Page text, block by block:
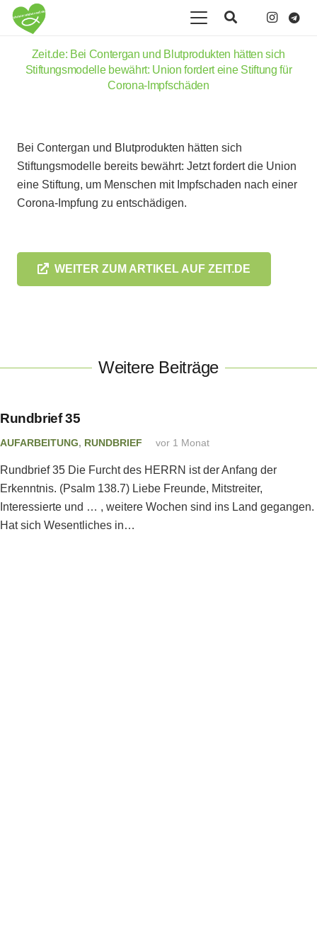
Zeit.de: Bei Contergan und Blutprodukten hätten sich
Stiftungsmodelle bewährt: Union fordert eine Stiftung für
Corona-Impfschäden
Bei Contergan und Blutprodukten hätten sich
Stiftungsmodelle bereits bewährt: Jetzt fordert die Union
eine Stiftung, um Menschen mit Impfschaden nach einer
Corona-Impfung zu entschädigen.
WEITER ZUM ARTIKEL AUF ZEIT.DE
Weitere Beiträge
Rundbrief 35
AUFARBEITUNG, RUNDBRIEF vor 1 Monat
Rundbrief 35 Die Furcht des HERRN ist der Anfang der
Erkenntnis. (Psalm 138.7) Liebe Freunde, Mitstreiter,
Interessierte und … , weitere Wochen sind ins Land gegangen.
Hat sich Wesentliches in…